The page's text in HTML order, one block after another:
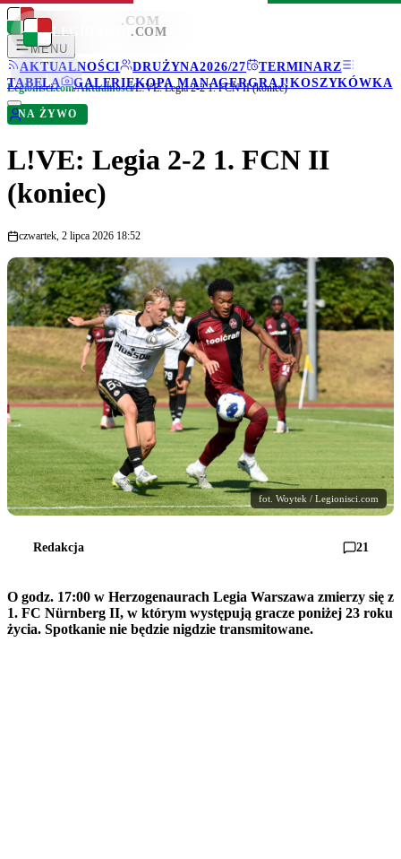
LEGIONISCI .COM
MENU
AKTUALNOŚCI
DRUŻYNA2026/27
TERMINARZ
TABELA
GALERIEKOPA MANAGERGRAJ!KOSZYKÓWKA
LEGIONISCI .COM
Legionisci.com/Aktualności/L!VE: Legia 2-2 1. FCN II (koniec)
NA ŻYWO
L!VE: Legia 2-2 1. FCN II
(koniec)
czwartek, 2 lipca 2026 18:52
fot. Woytek / Legionisci.com
Redakcja 21
O godz. 17:00 w Herzogenaurach Legia Warszawa zmierzy się z
1. FC Nürnberg II, w którym występują gracze poniżej 23 roku
życia. Spotkanie nie będzie nigdzie transmitowane.